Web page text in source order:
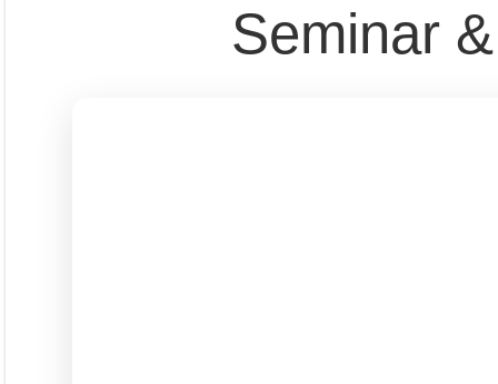
Seminar